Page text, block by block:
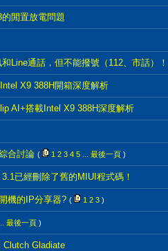
閒置放電問題
Line通話，但不能撥號（112、市話）！
X9 388H開箱深度解析
AI+搭載Intel X9 388H深度解析
合討論 ( 1 2 3 4 5 最後一頁 )
已經刪除了舊的MIUI程式碼！
機的IP分享器? ( 1 2 3 )
最後一頁 )
Clutch Gladiate